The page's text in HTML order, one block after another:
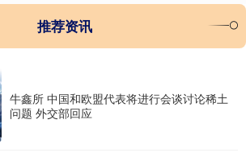
推荐资讯
牛鑫所 中国和欧盟代表将进行会谈讨论稀土
问题 外交部回应